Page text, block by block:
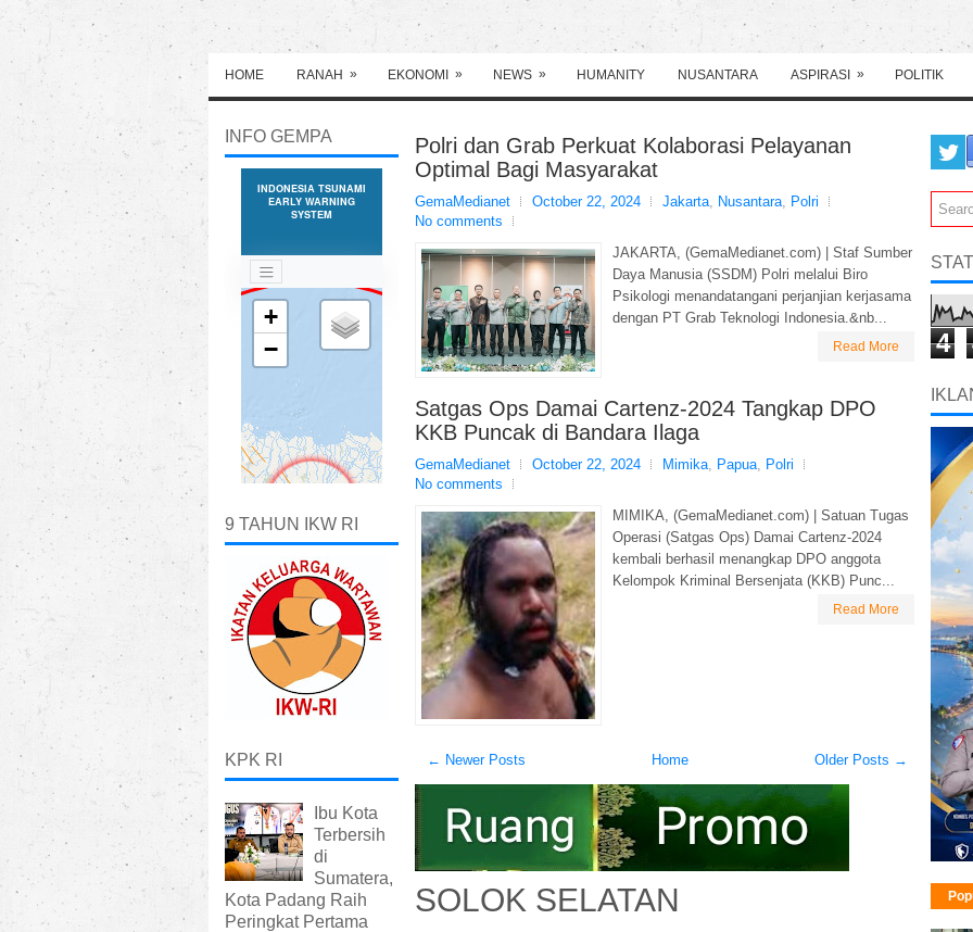
HOME RANAH » EKONOMI » NEWS » HUMANITY NUSANTARA ASPIRASI » POLITIK
Polri dan Grab Perkuat Kolaborasi Pelayanan
Optimal Bagi Masyarakat
GemaMedianet October 22, 2024 Jakarta, Nusantara, Polri
No comments
JAKARTA, (GemaMedianet.com) | Staf Sumber
Daya Manusia (SSDM) Polri melalui Biro
Psikologi menandatangani perjanjian kerjasama
dengan PT Grab Teknologi Indonesia.&nb...
Read More
Satgas Ops Damai Cartenz-2024 Tangkap DPO
KKB Puncak di Bandara Ilaga
GemaMedianet October 22, 2024 Mimika, Papua, Polri
No comments
MIMIKA, (GemaMedianet.com) | Satuan Tugas
Operasi (Satgas Ops) Damai Cartenz-2024
kembali berhasil menangkap DPO anggota
Kelompok Kriminal Bersenjata (KKB) Punc...
Read More
← Newer Posts Older Posts →
Home
SOLOK SELATAN
INFO GEMPA
9 TAHUN IKW RI
KPK RI
Ibu Kota
Terbersih
di
Sumatera,
Kota Padang Raih
Peringkat Pertama
4